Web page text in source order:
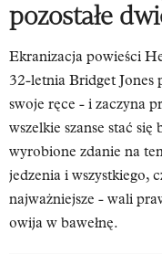
pozostałe
Ekranizacja powieści
32-letnia Bridget Jones
swoje ręce - i zaczyna
wszelkie szanse stać
wyrobione zdanie na
jedzenia i wszystkiego,
najważniejsze - wali
owija w bawełnę.